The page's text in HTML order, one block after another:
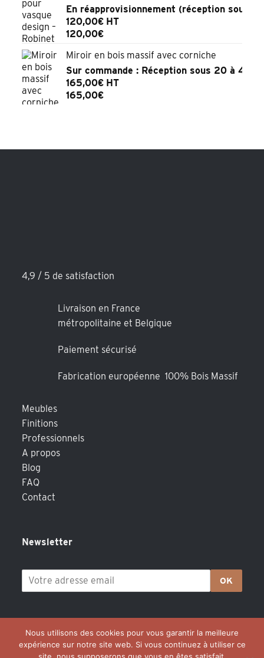
En réapprovisionnement (réception sous 2
120,00€ HT
120,00€
Miroir en bois massif avec corniche
Sur commande : Réception sous 20 à 45
165,00€ HT
165,00€
4,9 / 5 de satisfaction
Livraison en France
métropolitaine et Belgique
Paiement sécurisé
Fabrication européenne 100% Bois Massif
Meubles
Finitions
Professionnels
A propos
Blog
FAQ
Contact
Newsletter
OK
Nous utilisons des cookies pour vous garantir la meilleure
expérience sur notre site web. Si vous continuez à utiliser ce